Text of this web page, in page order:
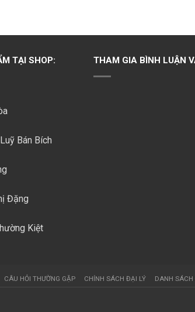
TẠI SHOP:
Bán Bích
Đặng
Kiệt
THAM GIA BÌNH LUẬN
CÂU HỎI THƯỜNG GẶP CHÍNH SÁCH ĐẠI LÝ DANH